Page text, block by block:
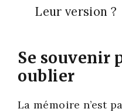
Leur ver­sion ?
Se souvenir
oublier
La mémoire n’est